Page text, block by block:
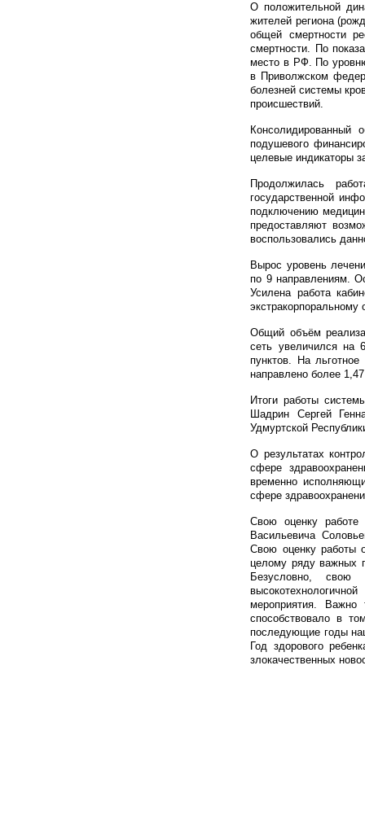
О положительной
жителей региона
общей смертности
смертности. По
место в РФ. По
в Приволжском
болезней системы
происшествий.
Консолидированный
подушевого
целевые индикаторы
Продолжилась
государственной
подключению
предоставляют
воспользовались
Вырос уровень
по 9 направлениям.
Усилена работа
Общий объём
сеть увеличился на
пунктов. На
направлено более
Итоги работы
Шадрин Сергей
Удмуртской
О результатах
сфере
временно
сфере
Свою оценку работе
Васильевича
Свою оценку работы
целому ряду важных
Безусловно, свою
мероприятия.
способствовало в
последующие годы
Год здорового
злокачественных